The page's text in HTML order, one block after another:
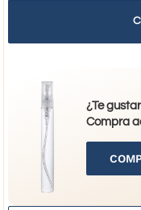
¿Te
Compra